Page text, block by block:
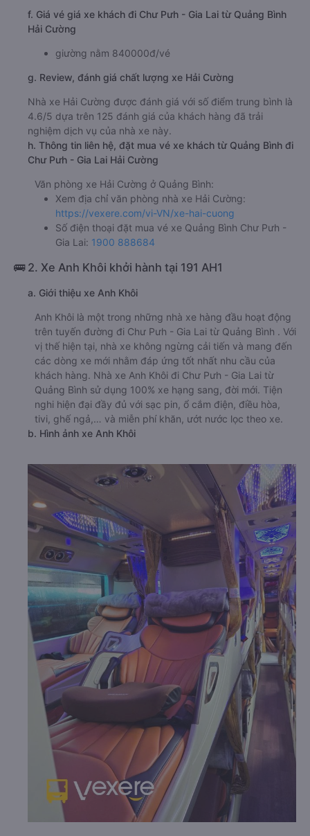
f. Giá vé giá xe khách đi Chư Pưh - Gia Lai từ Quảng Bình
Hải Cường
giường nằm 840000đ/vé
g. Review, đánh giá chất lượng xe Hải Cường
Nhà xe Hải Cường được đánh giá với số điểm trung bình là
4.6/5 dựa trên 125 đánh giá của khách hàng đã trải
nghiệm dịch vụ của nhà xe này.
h. Thông tin liên hệ, đặt mua vé xe khách từ Quảng Bình đi
Chư Pưh - Gia Lai Hải Cường
Văn phòng xe Hải Cường ở Quảng Bình:
Xem địa chỉ văn phòng nhà xe Hải Cường:
https://vexere.com/vi-VN/xe-hai-cuong
Số điện thoại đặt mua vé xe Quảng Bình Chư Pưh -
Gia Lai: 1900 888684
🚌 2. Xe Anh Khôi khởi hành tại 191 AH1
a. Giới thiệu xe Anh Khôi
Anh Khôi là một trong những nhà xe hàng đầu hoạt động
trên tuyến đường đi Chư Pưh - Gia Lai từ Quảng Bình . Với
vị thế hiện tại, nhà xe không ngừng cải tiến và mang đến
các dòng xe mới nhằm đáp ứng tốt nhất nhu cầu của
khách hàng. Nhà xe Anh Khôi đi Chư Pưh - Gia Lai từ
Quảng Bình sử dụng 100% xe hạng sang, đời mới. Tiện
nghi hiện đại đầy đủ với sạc pin, ổ cắm điện, điều hòa,
tivi, ghế ngả,… và miễn phí khăn, ướt nước lọc theo xe.
b. Hình ảnh xe Anh Khôi